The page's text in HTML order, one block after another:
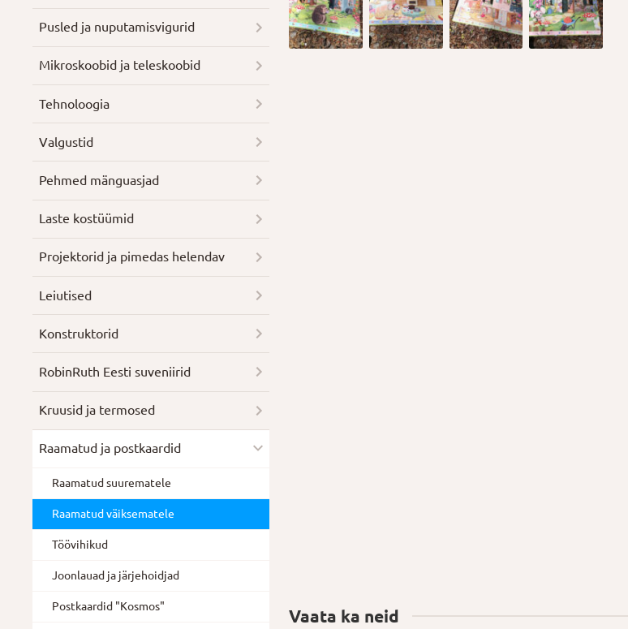
Vaata ka neid
Pusled ja nuputamisvigurid
Mikroskoobid ja teleskoobid
Tehnoloogia
Valgustid
Pehmed mänguasjad
Laste kostüümid
Projektorid ja pimedas helendav
Leiutised
Konstruktorid
RobinRuth Eesti suveniirid
Kruusid ja termosed
Raamatud ja postkaardid
Raamatud suurematele
Raamatud väiksematele
Töövihikud
Joonlauad ja järjehoidjad
Postkaardid "Kosmos"